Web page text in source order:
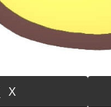
X